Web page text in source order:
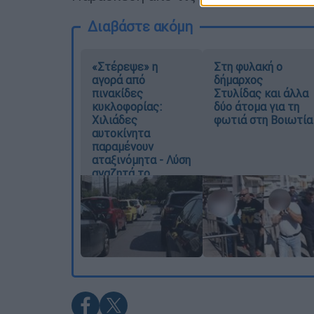
Διαβάστε ακόμη
«Στέρεψε» η
αγορά από
πινακίδες
κυκλοφορίας:
Χιλιάδες
αυτοκίνητα
παραμένουν
αταξινόμητα - Λύση
αναζητά το
υπουργείο
Στη φυλακή ο
δήμαρχος
Στυλίδας και άλλα
δύο άτομα για τη
φωτιά στη Βοιωτία